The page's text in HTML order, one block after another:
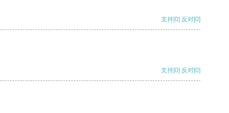
支持[0] 反对[0]
支持[0] 反对[0]